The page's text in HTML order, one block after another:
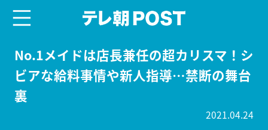
No.1メイドは店長兼任の超カリスマ！シ
ビアな給料事情や新人指導…禁断の舞台
裏
2021.04.24